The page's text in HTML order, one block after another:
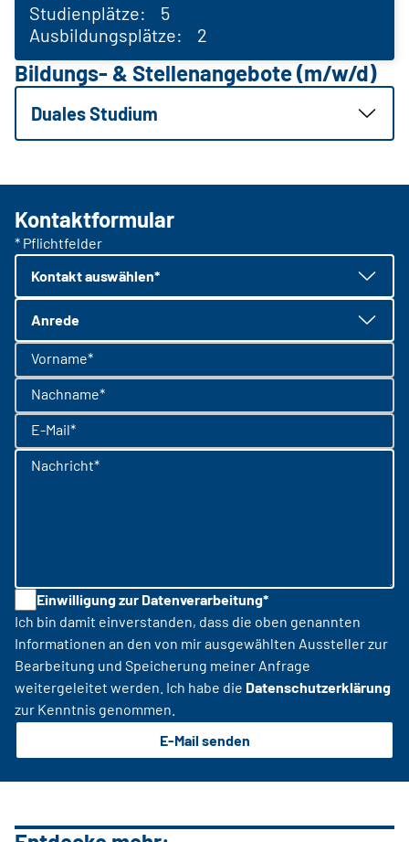
Studienplätze: 5
Ausbildungsplätze: 2
Bildungs- & Stellenangebote (m/w/d)
Duales Studium
Kontaktformular
* Pflichtfelder
Kontakt auswählen*
Anrede
Vorname*
Nachname*
E-Mail*
Nachricht*
Einwilligung zur Datenverarbeitung*
Ich bin damit einverstanden, dass die oben genannten
Informationen an den von mir ausgewählten Aussteller zur
Bearbeitung und Speicherung meiner Anfrage
weitergeleitet werden. Ich habe die Datenschutzerklärung
zur Kenntnis genommen.
E-Mail senden